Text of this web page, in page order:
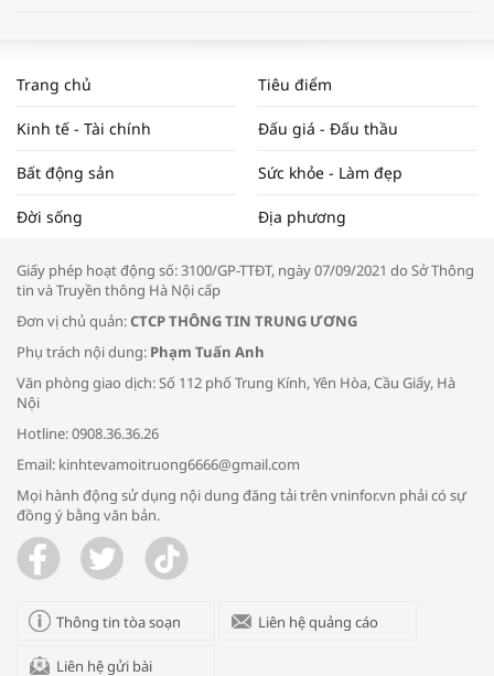
NAM NĂM 2024 VÀ NĂM 2025 | NHỊP
ĐẬP THỊ TRƯỜNG #62
Tọa đàm “Xúc tiến thương mại: Khơi
Bác sĩ tư vấn cách phòng tránh bệnh
đường hô hấp trong thời tiết giao mùa
Trao yêu thương cho em
Trang chủ Tiêu điểm
Kinh tế - Tài chính Đấu giá - Đấu thầu
Bất động sản Sức khỏe - Làm đẹp
Đời sống Địa phương
Giấy phép hoạt động số: 3100/GP-TTĐT, ngày 07/09/2021 do Sở Thông
tin và Truyền thông Hà Nội cấp
Đơn vị chủ quản:CTCP THÔNG TIN TRUNG ƯƠNG
Phụ trách nội dung: Phạm Tuấn Anh
Văn phòng giao dịch: Số 112 phố Trung Kính, Yên Hòa, Cầu Giấy, Hà
Nội
Hotline: 0908.36.36.26
Email: kinhtevamoitruong6666@gmail.com
Mọi hành động sử dụng nội dung đăng tải trên vninfor.vn phải có sự
đồng ý bằng văn bản.
Thông tin tòa soạn Liên hệ quảng cáo
Liên hệ gửi bài